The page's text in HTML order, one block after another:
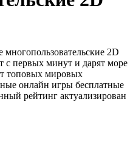
2D
с первых минут и дарят море
топовых мировых
онлайн игры бесплатные
рейтинг актуализирован